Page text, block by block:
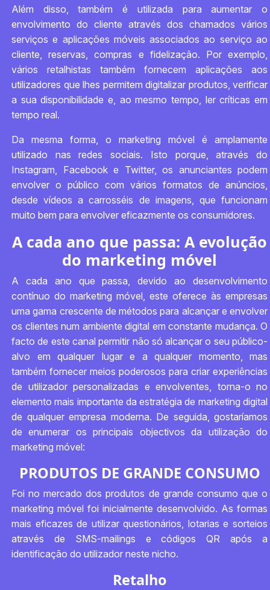
Além disso, também é utilizada para aumentar o
envolvimento do cliente através dos chamados vários
serviços e aplicações móveis associados ao serviço ao
cliente, reservas, compras e fidelização. Por exemplo,
vários retalhistas também fornecem aplicações aos
utilizadores que lhes permitem digitalizar produtos, verificar
a sua disponibilidade e, ao mesmo tempo, ler críticas em
tempo real.
Da mesma forma, o marketing móvel é amplamente
utilizado nas redes sociais. Isto porque, através do
Instagram, Facebook e Twitter, os anunciantes podem
envolver o público com vários formatos de anúncios,
desde vídeos a carrosséis de imagens, que funcionam
muito bem para envolver eficazmente os consumidores.
A cada ano que passa: A evolução
do marketing móvel
A cada ano que passa, devido ao desenvolvimento
contínuo do marketing móvel, este oferece às empresas
uma gama crescente de métodos para alcançar e envolver
os clientes num ambiente digital em constante mudança. O
facto de este canal permitir não só alcançar o seu público-
alvo em qualquer lugar e a qualquer momento, mas
também fornecer meios poderosos para criar experiências
de utilizador personalizadas e envolventes, torna-o no
elemento mais importante da estratégia de marketing digital
de qualquer empresa moderna. De seguida, gostaríamos
de enumerar os principais objectivos da utilização do
marketing móvel:
PRODUTOS DE GRANDE CONSUMO
Foi no mercado dos produtos de grande consumo que o
marketing móvel foi inicialmente desenvolvido. As formas
mais eficazes de utilizar questionários, lotarias e sorteios
através de SMS-mailings e códigos QR após a
identificação do utilizador neste nicho.
Retalho